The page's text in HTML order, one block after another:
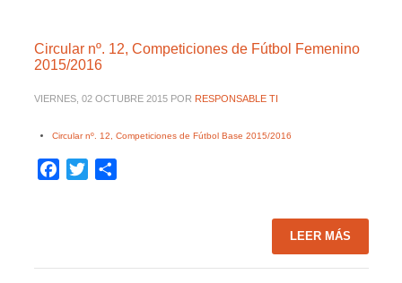
Circular nº. 12, Competiciones de Fútbol Femenino
2015/2016
VIERNES, 02 OCTUBRE 2015 POR RESPONSABLE TI
Circular nº. 12, Competiciones de Fútbol Base 2015/2016
Facebook
Twitter
LEER MÁS